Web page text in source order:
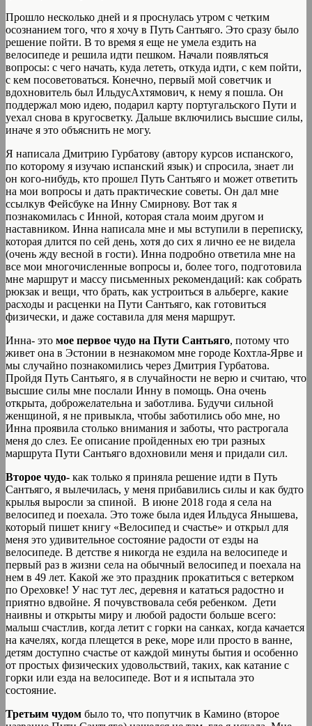
Прошло несколько дней и я проснулась утром с четким
осознанием того, что я хочу в Путь Сантьяго. Это сразу было
решение пойти. В то время я еще не умела ездить на
велосипеде и решила идти пешком. Начали появляться
вопросы: с чего начать, куда лететь, откуда идти, с кем пойти,
с кем посоветоваться. Конечно, первый мой советчик и
вдохновитель был ИльдусАхтямович, к нему я пошла. Он
поддержал мою идею, подарил карту португальского Пути и
уехал снова в кругосветку. Дальше включились высшие силы,
иначе я это объяснить не могу.
Я написала Дмитрию Гурбатову (автору курсов испанского,
по которому я изучаю испанский язык) и спросила, знает ли
он кого-нибудь, кто прошел Путь Сантьяго и может ответить
на мои вопросы и дать практические советы. Он дал мне
ссылкув Фейсбуке на Инну Смирнову. Вот так я
познакомилась с Инной, которая стала моим другом и
наставником. Инна написала мне и мы вступили в переписку,
которая длится по сей день, хотя до сих я лично ее не видела
(очень жду весной в гости). Инна подробно ответила мне на
все мои многочисленные вопросы и, более того, подготовила
мне маршрут и массу письменных рекомендаций: как собрать
рюкзак и вещи, что брать, как устроиться в альберге, какие
расходы и расценки на Пути Сантьяго, как готовиться
физически, и даже составила для меня маршрут.
Инна- это мое первое чудо на Пути Сантьяго, потому что
живет она в Эстонии в незнакомом мне городе Кохтла-Ярве и
мы случайно познакомились через Дмитрия Гурбатова.
Пройдя Путь Сантьяго, я в случайности не верю и считаю, что
высшие силы мне послали Инну в помощь. Она очень
открыта, доброжелательна и заботлива. Будучи сильной
женщиной, я не привыкла, чтобы заботились обо мне, но
Инна проявила столько внимания и заботы, что растрогала
меня до слез. Ее описание пройденных ею три разных
маршрута Пути Сантьяго вдохновили меня и придали сил.
Второе чудо- как только я приняла решение идти в Путь
Сантьяго, я вылечилась, у меня прибавились силы и как будто
крылья выросли за спиной. В июне 2018 года я села на
велосипед и поехала. Это тоже была идея Ильдуса Янышева,
который пишет книгу «Велосипед и счастье» и открыл для
меня это удивительное состояние радости от езды на
велосипеде. В детстве я никогда не ездила на велосипеде и
первый раз в жизни села на обычный велосипед и поехала на
нем в 49 лет. Какой же это праздник прокатиться с ветерком
по Ореховке! У нас тут лес, деревня и кататься радостно и
приятно вдвойне. Я почувствовала себя ребенком. Дети
наивны и открыты миру и любой радости больше всего:
малыш счастлив, когда летит с горки на санках, когда качается
на качелях, когда плещется в реке, море или просто в ванне,
детям доступно счастье от каждой минуты бытия и особенно
от простых физических удовольствий, таких, как катание с
горки или езда на велосипеде. Вот и я испытала это
состояние.
Третьим чудом было то, что попутчик в Камино (второе